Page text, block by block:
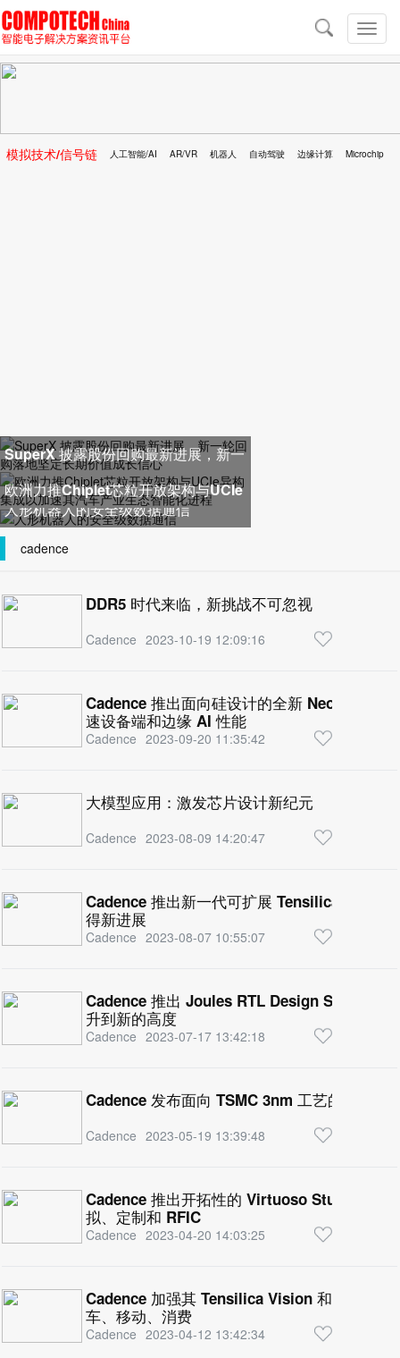
切
换
导
导
航
模拟技术/信号链 人工智能/AI AR/VR 机器人 自动驾驶 边缘计算 Microchip
SuperX 披露股份回购最新进展，新一
轮回购落地坚定长期价值成长
欧洲力推Chiplet芯粒开放架构与UCIe
异构集成以加速其汽车产业生
人形机器人的安全级数据通信
cadence
DDR5 时代来临，新挑战不可忽视
Cadence 2023-10-19 12:09:16
Cadence 推出面向硅设计的全新 Neo NPU IP
速设备端和边缘 AI 性能
Cadence 2023-09-20 11:35:42
大模型应用：激发芯片设计新纪元
Cadence 2023-08-09 14:20:47
Cadence 推出新一代可扩展 Tensilica 处理器
得新进展
Cadence 2023-08-07 10:55:07
Cadence 推出 Joules RTL Design Studio，
升到新的高度
Cadence 2023-07-17 13:42:18
Cadence 发布面向 TSMC 3nm 工艺的 112G-
Cadence 2023-05-19 13:39:48
Cadence 推出开拓性的 Virtuoso Studio，以
拟、定制和 RFIC
Cadence 2023-04-20 14:03:25
Cadence 加强其 Tensilica Vision 和 AI 软件
车、移动、消费
Cadence 2023-04-12 13:42:34